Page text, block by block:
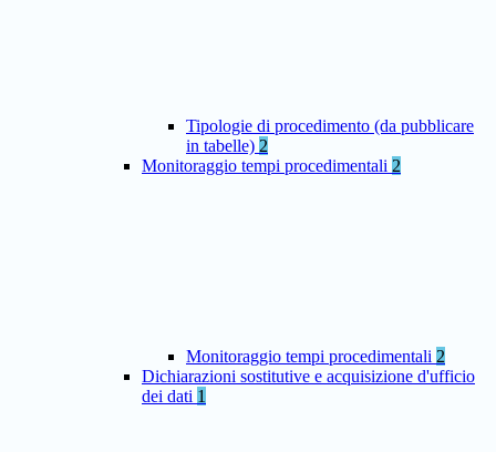
Tipologie di procedimento (da pubblicare
in tabelle) 2
Monitoraggio tempi procedimentali 2
Monitoraggio tempi procedimentali 2
Dichiarazioni sostitutive e acquisizione d'ufficio
dei dati 1